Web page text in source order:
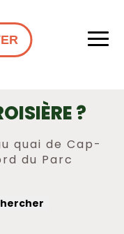
?
quai de Cap-
du Parc